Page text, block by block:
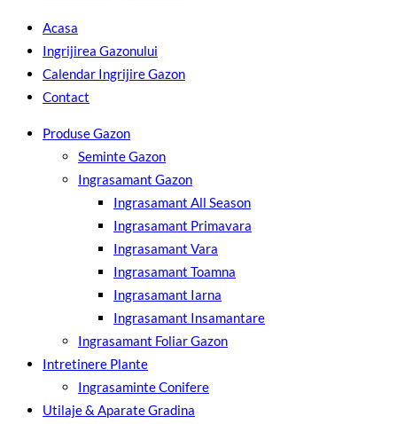
Acasa
Ingrijirea Gazonului
Calendar Ingrijire Gazon
Contact
Produse Gazon
Seminte Gazon
Ingrasamant Gazon
Ingrasamant All Season
Ingrasamant Primavara
Ingrasamant Vara
Ingrasamant Toamna
Ingrasamant Iarna
Ingrasamant Insamantare
Ingrasamant Foliar Gazon
Intretinere Plante
Ingrasaminte Conifere
Utilaje & Aparate Gradina